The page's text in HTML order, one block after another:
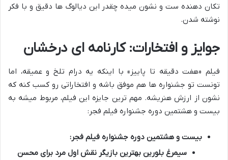
تکان دهنده ست و نشون میده چقدر این دیالوگ ها دقیق و با فکر
نوشته شدن.
جوایز و افتخارات: کارنامه ای درخشان
فیلم «هفت دقیقه تا پاییز» با اینکه یه درام تلخ و عمیقه، اما
تونست تو جشنواره ها هم موفق باشه و افتخاراتی رو کسب کنه که
نشون از ارزش هنریشه. مهم ترین جایزه این فیلم، مربوط میشه به
بیست و هشتمین دوره جشنواره فیلم فجر:
بیست و هشتمین دوره جشنواره فیلم فجر:
سیمرغ بلورین بهترین بازیگر نقش اول مرد برای محسن